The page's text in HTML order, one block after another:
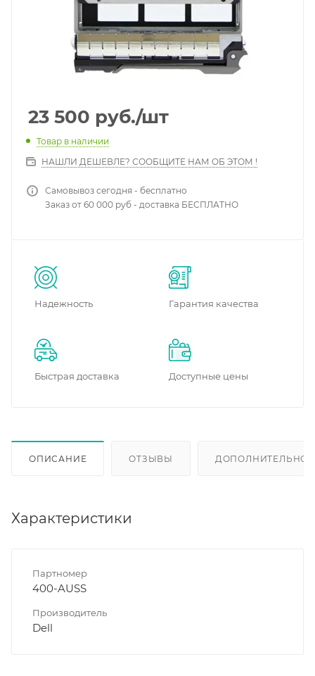
23 500 руб./шт
Товар в наличии
НАШЛИ ДЕШЕВЛЕ? СООБЩИТЕ НАМ ОБ ЭТОМ !
Самовывоз сегодня - бесплатно
Заказ от 60 000 руб - доставка БЕСПЛАТНО
Надежность Гарантия качества
Быстрая доставка Доступные цены
ОПИСАНИЕ ОТЗЫВЫ ДОПОЛНИТЕЛЬНО
Характеристики
Партномер
400-AUSS
Производитель
Dell